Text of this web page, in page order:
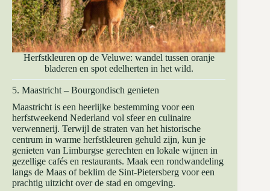
Herfstkleuren op de Veluwe: wandel tussen oranje
bladeren en spot edelherten in het wild.
5. Maastricht – Bourgondisch genieten
Maastricht is een heerlijke bestemming voor een
herfstweekend Nederland vol sfeer en culinaire
verwennerij. Terwijl de straten van het historische
centrum in warme herfstkleuren gehuld zijn, kun je
genieten van Limburgse gerechten en lokale wijnen in
gezellige cafés en restaurants. Maak een rondwandeling
langs de Maas of beklim de Sint-Pietersberg voor een
prachtig uitzicht over de stad en omgeving.